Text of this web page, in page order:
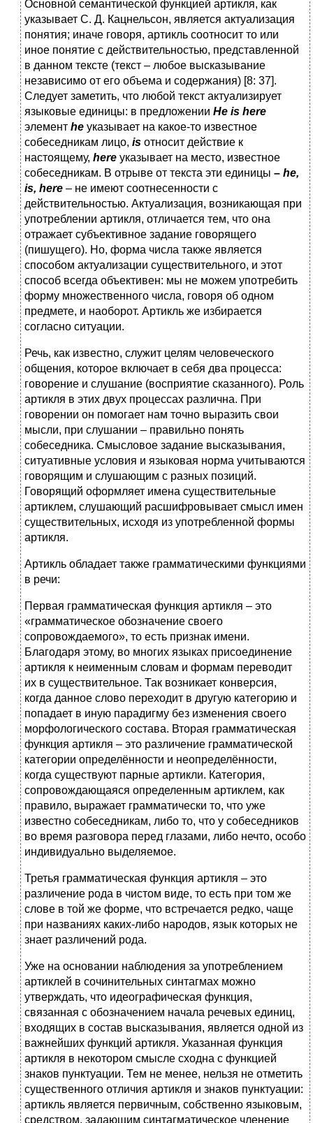
Основной семантической функцией артикля, как
указывает С. Д. Кацнельсон, является актуализация
понятия; иначе говоря, артикль соотносит то или
иное понятие с действительностью, представленной
в данном тексте (текст – любое высказывание
независимо от его объема и содержания) [8: 37].
Следует заметить, что любой текст актуализирует
языковые единицы: в предложении Не is here
элемент he указывает на какое-то известное
собеседникам лицо, is относит действие к
настоящему, here указывает на место, известное
собеседникам. В отрыве от текста эти единицы – he,
is, here – не имеют соотнесенности с
действительностью. Актуализация, возникающая при
употреблении артикля, отличается тем, что она
отражает субъективное задание говорящего
(пишущего). Но, форма числа также является
способом актуализации существительного, и этот
способ всегда объективен: мы не можем употребить
форму множественного числа, говоря об одном
предмете, и наоборот. Артикль же избирается
согласно ситуации.
Речь, как известно, служит целям человеческого
общения, которое включает в себя два процесса:
говорение и слушание (восприятие сказанного). Роль
артикля в этих двух процессах различна. При
говорении он помогает нам точно выразить свои
мысли, при слушании – правильно понять
собеседника. Смысловое задание высказывания,
ситуативные условия и языковая норма учитываются
говорящим и слушающим с разных позиций.
Говорящий оформляет имена существительные
артиклем, слушающий расшифровывает смысл имен
существительных, исходя из употребленной формы
артикля.
Артикль обладает также грамматическими функциями
в речи:
Первая грамматическая функция артикля – это
«грамматическое обозначение своего
сопровождаемого», то есть признак имени.
Благодаря этому, во многих языках присоединение
артикля к неименным словам и формам переводит
их в существительное. Так возникает конверсия,
когда данное слово переходит в другую категорию и
попадает в иную парадигму без изменения своего
морфологического состава. Вторая грамматическая
функция артикля – это различение грамматической
категории определённости и неопределённости,
когда существуют парные артикли. Категория,
сопровождающаяся определенным артиклем, как
правило, выражает грамматически то, что уже
известно собеседникам, либо то, что у собеседников
во время разговора перед глазами, либо нечто, особо
индивидуально выделяемое.
Третья грамматическая функция артикля – это
различение рода в чистом виде, то есть при том же
слове в той же форме, что встречается редко, чаще
при названиях каких-либо народов, язык которых не
знает различений рода.
Уже на основании наблюдения за употреблением
артиклей в сочинительных синтагмах можно
утверждать, что идеографическая функция,
связанная с обозначением начала речевых единиц,
входящих в состав высказывания, является одной из
важнейших функций артикля. Указанная функция
артикля в некотором смысле сходна с функцией
знаков пунктуации. Тем не менее, нельзя не отметить
существенного отличия артикля и знаков пунктуации:
артикль является первичным, собственно языковым,
средством, задающим синтагматическое членение